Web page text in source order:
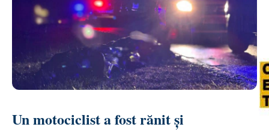
Un motociclist a fost rănit și